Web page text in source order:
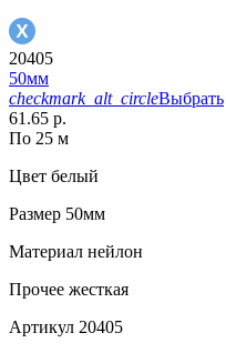
20405
50мм
checkmark_alt_circleВыбрать
61.65 р.
По 25 м
Цвет белый
Размер 50мм
Материал нейлон
Прочее жесткая
Артикул 20405